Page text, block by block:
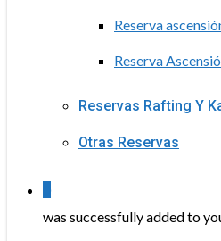
Reserva
Reserva
Reservas Rafting Y
Otras Reservas
was successfully added to